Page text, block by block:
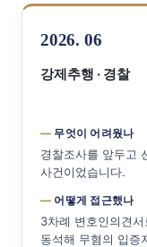
2026. 06
강제추행 · 경찰
무엇이 어려웠나
경찰조사를 앞두고
사건이었습니다.
어떻게 접근했나
3차례 변호인의견
동석해 무혐의 입증